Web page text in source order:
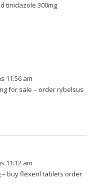
tinidazole 300mg
11:56 am
for sale – order rybelsus
11:12 am
buy flexeril tablets order